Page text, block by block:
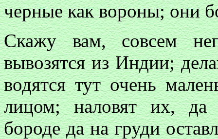
черные как вороны; они
Скажу вам, совсем
вывозятся из Индии;
водятся тут очень
лицом; наловят их,
бороде да на груди